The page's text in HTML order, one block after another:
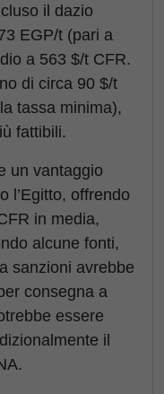
il dazio
EGP/t (pari a
a 563 $/t CFR.
di circa 90 $/t
tassa minima),
fattibili.
un vantaggio
l’Egitto, offrendo
in media,
alcune fonti,
sanzioni avrebbe
consegna a
essere
il